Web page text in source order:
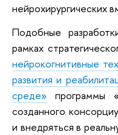
нейрохирургических
Подобные
рамках
нейрокогнитивные
развития и
среде» программы
созданного
и внедряться в